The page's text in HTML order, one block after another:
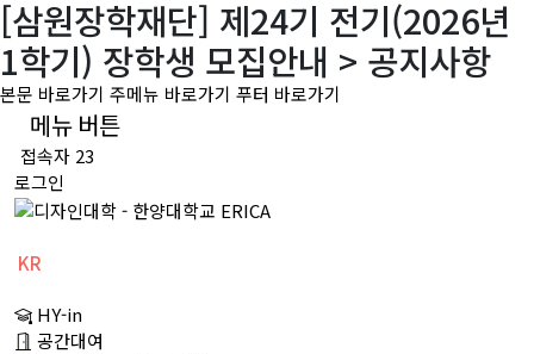
[삼원장학재단] 제24기 전기(2026년
1학기) 장학생 모집안내 > 공지사항
본문 바로가기 주메뉴 바로가기 푸터 바로가기
메뉴 버튼
접속자 23
로그인
KR
CH
EN
HY-in
공간대여